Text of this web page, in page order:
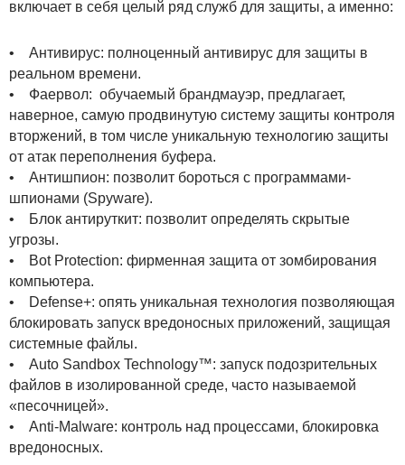
включает в себя целый ряд служб для защиты, а именно:
• Антивирус: полноценный антивирус для защиты в
реальном времени.
• Фаервол: обучаемый брандмауэр, предлагает,
наверное, самую продвинутую систему защиты контроля
вторжений, в том числе уникальную технологию защиты
от атак переполнения буфера.
• Антишпион: позволит бороться с программами-
шпионами (Spyware).
• Блок антируткит: позволит определять скрытые
угрозы.
• Bot Protection: фирменная защита от зомбирования
компьютера.
• Defense+: опять уникальная технология позволяющая
блокировать запуск вредоносных приложений, защищая
системные файлы.
• Auto Sandbox Technology™: запуск подозрительных
файлов в изолированной среде, часто называемой
«песочницей».
• Anti-Malware: контроль над процессами, блокировка
вредоносных.